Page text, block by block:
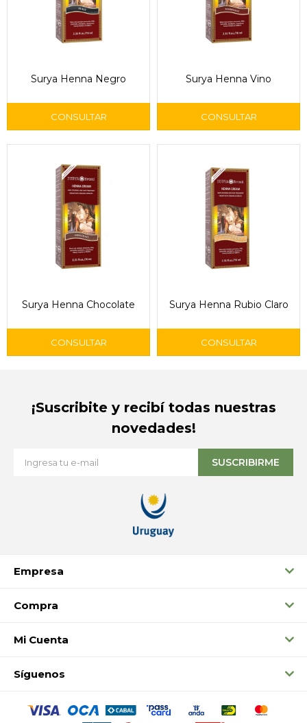
Surya Henna Negro Surya Henna Vino
Surya Henna Chocolate Surya Henna Rubio Claro
Empresa
Compra
Mi Cuenta
Síguenos
¡Suscribite y recibí todas nuestras
novedades!
SUSCRIBIRME